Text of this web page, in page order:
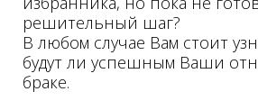
решительный шаг?
В любом случае Вам стоит
будут ли успешным Ваши
браке.